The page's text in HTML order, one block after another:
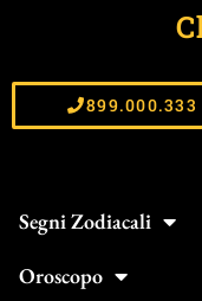
899.000.333
Segni Zodiacali
Oroscopo